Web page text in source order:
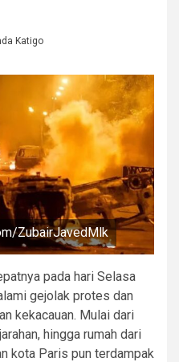
Katigo
ZubairJavedMlk
pada hari Selasa
gejolak protes dan
kekacauan. Mulai dari
hingga rumah dari
kota Paris pun terdampak